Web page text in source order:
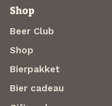
Shop
Beer Club
Shop
Bierpakket
Bier cadeau